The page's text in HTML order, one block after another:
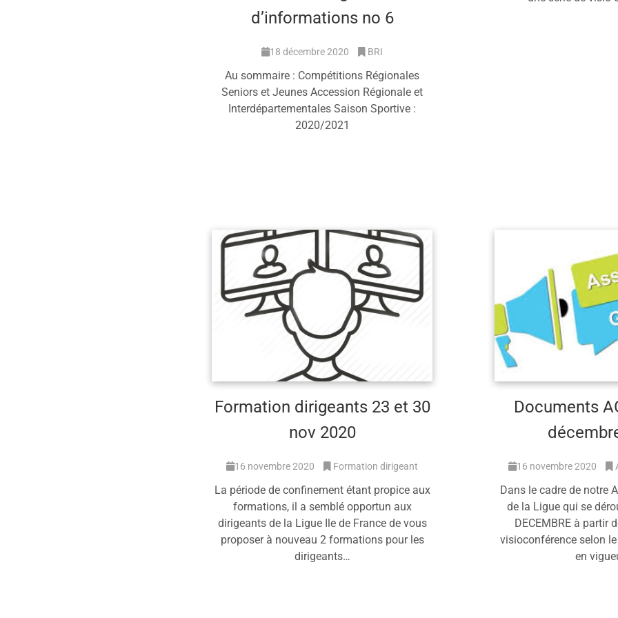
d’informations no 6
18 décembre 2020 BRI
Au sommaire : Compétitions Régionales
Seniors et Jeunes Accession Régionale et
Interdépartementales Saison Sportive :
2020/2021
Formation dirigeants 23 et 30
nov 2020
16 novembre 2020 Formation dirigeant
La période de confinement étant propice aux
formations, il a semblé opportun aux
dirigeants de la Ligue Ile de France de vous
proposer à nouveau 2 formations pour les
dirigeants…
Documents
16 novembre 2020
Dans le cadre de notre
de la Ligue qui se
DECEMBRE à partir
visioconférence selon
en